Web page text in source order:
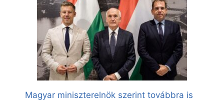
Magyar miniszterelnök szerint továbbra is